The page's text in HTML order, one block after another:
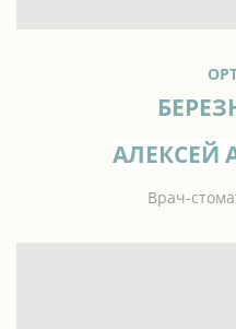
АЛЕКСЕЙ
Врач-